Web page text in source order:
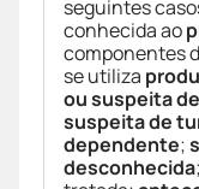
seguintes
conhecida ao
componentes
se utiliza
ou suspeita
suspeita de
dependente;
desconhecida;